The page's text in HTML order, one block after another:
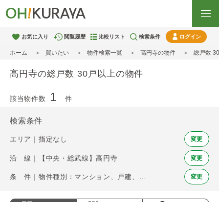
お気に入り 閲覧履歴 比較リスト 検索条件 ログイン
ホーム 買いたい 物件検索一覧 高円寺の物件 総戸数
高円寺の総戸数 30戸以上の物件
該当物件数 1 件
検索条件
エリア｜指定なし 変更
沿 線｜【中央・総武線】高円寺 変更
変更